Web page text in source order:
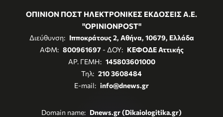
ΟΠΙΝΙΟΝ ΠΟΣΤ ΗΛΕΚΤΡΟΝΙΚΕΣ ΕΚΔΟΣΕΙΣ Α.Ε.
"OPINIONPOST"
Διεύθυνση: Ιπποκράτους 2, Αθήνα, 10679, Ελλάδα
ΑΦΜ: 800961697- ΔΟΥ: ΚΕΦΟΔΕ Αττικής
ΑΡ. ΓΕΜΗ: 145803601000
Τηλ: 210 3608484
E-mail: info@dnews.gr
Domain name: Dnews.gr (Dikaiologitika.gr)